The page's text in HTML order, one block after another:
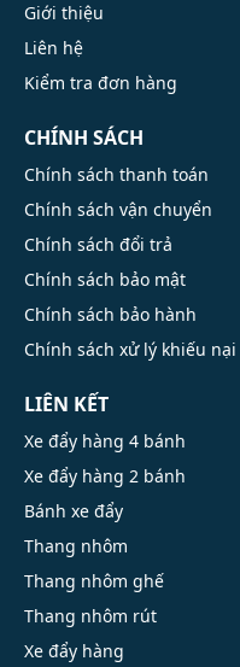
Giới thiệu
Liên hệ
Kiểm tra đơn hàng
CHÍNH SÁCH
Chính sách thanh toán
Chính sách vận chuyển
Chính sách đổi trả
Chính sách bảo mật
Chính sách bảo hành
Chính sách xử lý khiếu nại
LIÊN KẾT
Xe đẩy hàng 4 bánh
Xe đẩy hàng 2 bánh
Bánh xe đẩy
Thang nhôm
Thang nhôm ghế
Thang nhôm rút
Xe đẩy hàng